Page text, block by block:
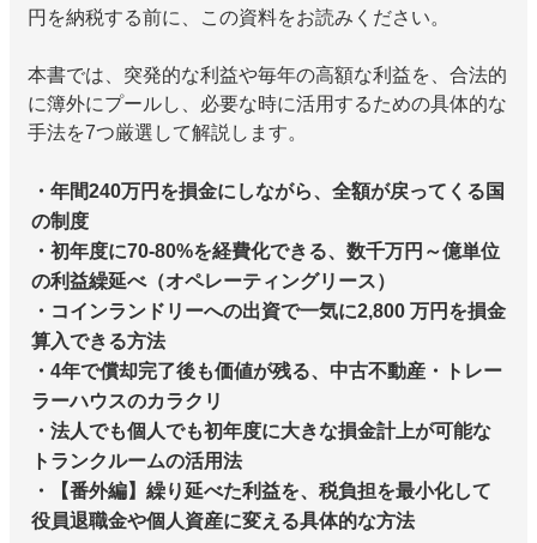
円を納税する前に、この資料をお読みください。
本書では、突発的な利益や毎年の高額な利益を、合法的
に簿外にプールし、必要な時に活用するための具体的な
手法を7つ厳選して解説します。
・年間240万円を損金にしながら、全額が戻ってくる国
の制度
・初年度に70-80%を経費化できる、数千万円～億単位
の利益繰延べ（オペレーティングリース）
・コインランドリーへの出資で一気に2,800 万円を損金
算入できる方法
・4年で償却完了後も価値が残る、中古不動産・トレー
ラーハウスのカラクリ
・法人でも個人でも初年度に大きな損金計上が可能な
トランクルームの活用法
・【番外編】繰り延べた利益を、税負担を最小化して
役員退職金や個人資産に変える具体的な方法